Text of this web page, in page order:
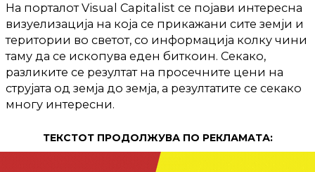
На порталот Visual Capitalist се појави интересна
визуелизација на која се прикажани сите земји и
територии во светот, со информација колку чини
таму да се ископува еден биткоин. Секако,
разликите се резултат на просечните цени на
струјата од земја до земја, а резултатите се секако
многу интересни.
ТЕКСТОТ ПРОДОЛЖУВА ПО РЕКЛАМАТА: